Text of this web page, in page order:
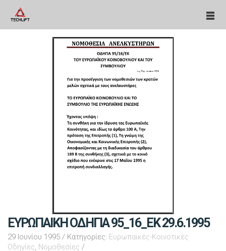
ΕΥΡΩΠΑΙΚΗ ΟΔΗΓΙΑ 95_16_ΕΚ 29.6.1995
29 Ιουνίου 1995 / Κατηγορίες: Ευρωπαϊκές-Κοινοτικές
Οδηγίες, Νομοθεσίες /